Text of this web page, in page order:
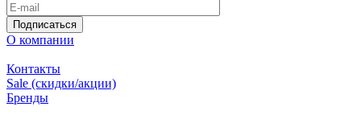
Подписаться
О компании
Контакты
Sale (скидки/акции)
Бренды